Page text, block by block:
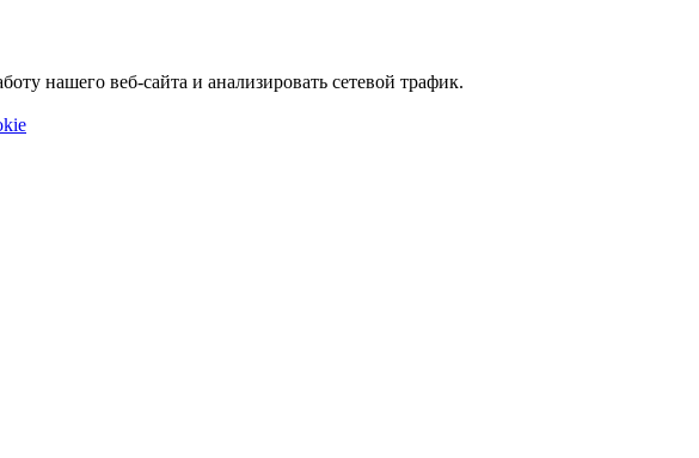
нашего веб-сайта и анализировать сетевой трафик.